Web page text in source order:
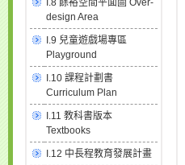
I.8 餘裕空間平面圖 Over-
design Area
I.9 兒童遊戲場專區
Playground
I.10 課程計劃書
Curriculum Plan
I.11 教科書版本
Textbooks
I.12 中長程教育發展計畫